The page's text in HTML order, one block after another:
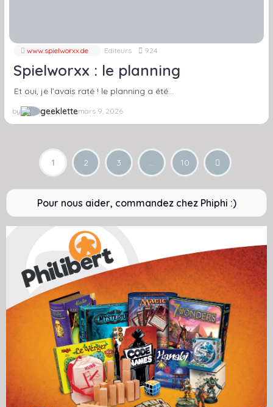
www.spielworxx.de Editeurs 924
Spielworxx : le planning
Et oui, je l’avais raté ! le planning a été…
by geeklettemars 9, 2026
1 2 3 … 10
Pour nous aider, commandez chez Phiphi :)